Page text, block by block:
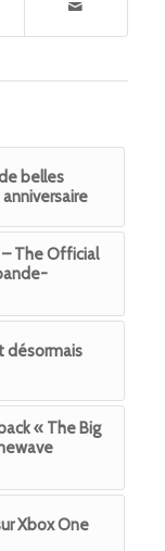
belles
The Official
désormais
« The Big
Xbox One